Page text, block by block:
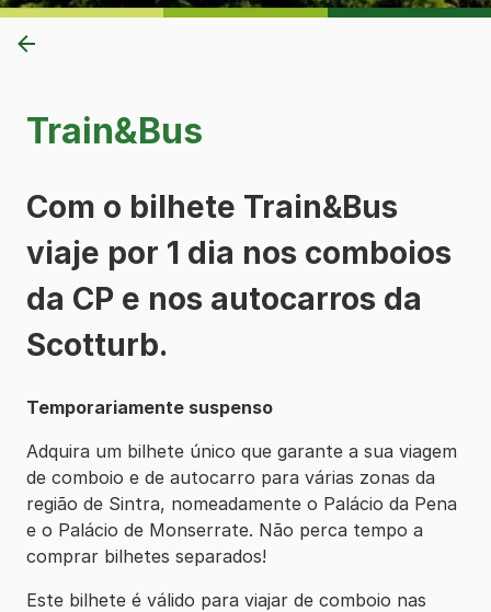
Train&Bus
Com o bilhete Train&Bus
viaje por 1 dia nos comboios
da CP e nos autocarros da
Scotturb.
Temporariamente suspenso
Adquira um bilhete único que garante a sua viagem
de comboio e de autocarro para várias zonas da
região de Sintra, nomeadamente o Palácio da Pena
e o Palácio de Monserrate. Não perca tempo a
comprar bilhetes separados!
Este bilhete é válido para viajar de comboio nas